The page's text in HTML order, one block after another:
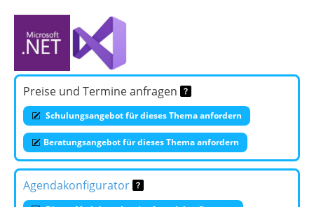
Preise und Termine anfragen
Schulungsangebot für dieses Thema anfordern
Beratungsangebot für dieses Thema anfordern
Agendakonfigurator